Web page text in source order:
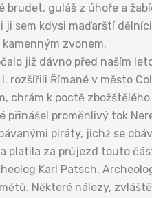
brudet, guláš z úhoře a
ji sem kdysi maďarští
zvonem.
již dávno před naším
rozšířili Římané v město
chrám k poctě
přinášel proměnlivý tok
piráty, jichž se
platila za průjezd touto
Karl Patsch.
Některé nálezy,